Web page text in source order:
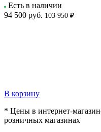
Есть в наличии
94 500 руб. 103 950 ₽
В корзину
* Цены в интернет-
розничных магазинах